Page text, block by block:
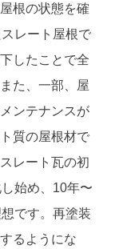
根の状態を確
レート屋根で
したことで全
た、一部、屋
ンテナンスが
質の屋根材で
レート瓦の初
始め、10年〜
です。再塗装
るようにな